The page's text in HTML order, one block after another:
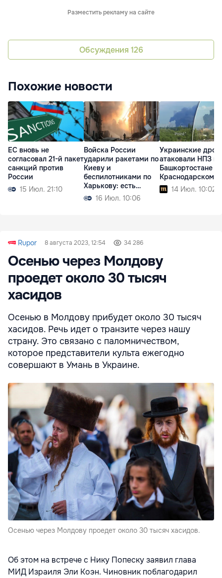
Разместить рекламу на сайте
Обсуждения 126
Похожие новости
ЕС вновь не
согласовал 21-й пакет
санкций против
России
15 Июл. 21:10
Войска России
ударили ракетами по
Киеву и
беспилотниками по
Харькову: есть
жертвы16 Июл. 10:06
Украинские
атаковали НПЗ в
Башкортостане и
Краснодарском
14 Июл. 10:02
Rupor 8 августа 2023, 12:54 34 286
Осенью через Молдову
проедет около 30 тысяч
хасидов
Осенью в Молдову прибудет около 30 тысяч
хасидов. Речь идет о транзите через нашу
страну. Это связано с паломничеством,
которое представители культа ежегодно
совершают в Умань в Украине.
Осенью через Молдову проедет около 30 тысяч хасидов.
Об этом на встрече с Нику Попеску заявил глава
МИД Израиля Эли Коэн. Чиновник поблагодарил